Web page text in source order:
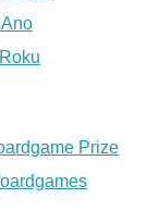
Prize